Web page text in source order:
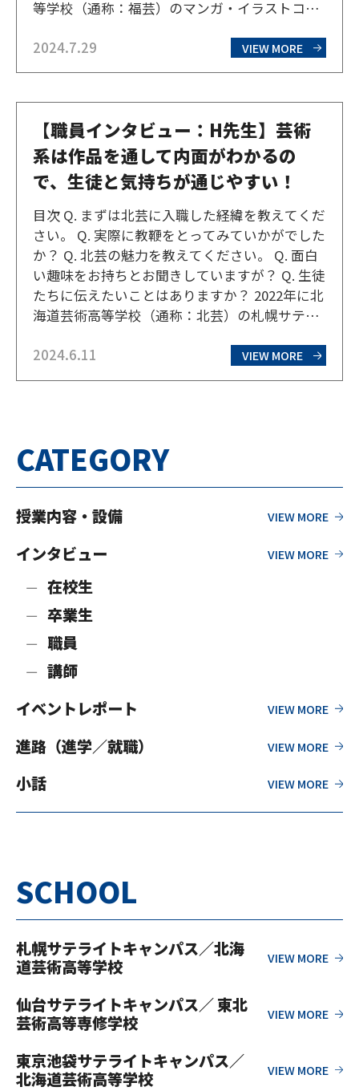
等学校（通称：福芸）のマンガ・イラストコー
して活動。いつか週刊少年ジャンプの連載作家
になることを夢見て、多忙な日々を過ごすFさ
2024.7.29 VIEW MORE
【職員インタビュー：H先生】芸術
系は作品を通して内面がわかるの
で、生徒と気持ちが通じやすい！
目次 Q. まずは北芸に入職した経緯を教えてくだ
さい。 Q. 実際に教鞭をとってみていかがでした
か？ Q. 北芸の魅力を教えてください。 Q. 面白
い趣味をお持ちとお聞きしていますが？ Q. 生徒
たちに伝えたいことはありますか？ 2022年に北
海道芸術高等学校（通称：北芸）の札幌サテラ
袋サテライトキャンパスでマンガ・イラスト
コースの担任を務めるH先生。高校…
2024.6.11 VIEW MORE
CATEGORY
授業内容・設備
インタビュー
在校生
卒業生
職員
講師
イベントレポート
進路（進学／就職）
小話
SCHOOL
札幌サテライトキャンパス／北海
道芸術高等学校
仙台サテライトキャンパス／ 東北
芸術高等専修学校
東京池袋サテライトキャンパス／
北海道芸術高等学校